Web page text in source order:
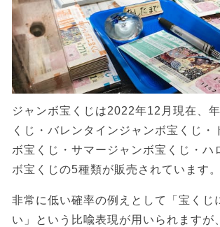
ジャンボ宝くじは2022年12月現在、
くじ・バレンタインジャンボ宝くじ・
ボ宝くじ・サマージャンボ宝くじ・ハ
ボ宝くじの5種類が販売されています。
非常に低い確率の例えとして「宝くじ
い」という比喩表現が用いられますが